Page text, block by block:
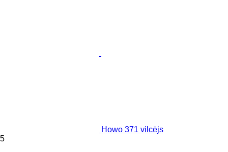
Howo 371 vilcējs
5